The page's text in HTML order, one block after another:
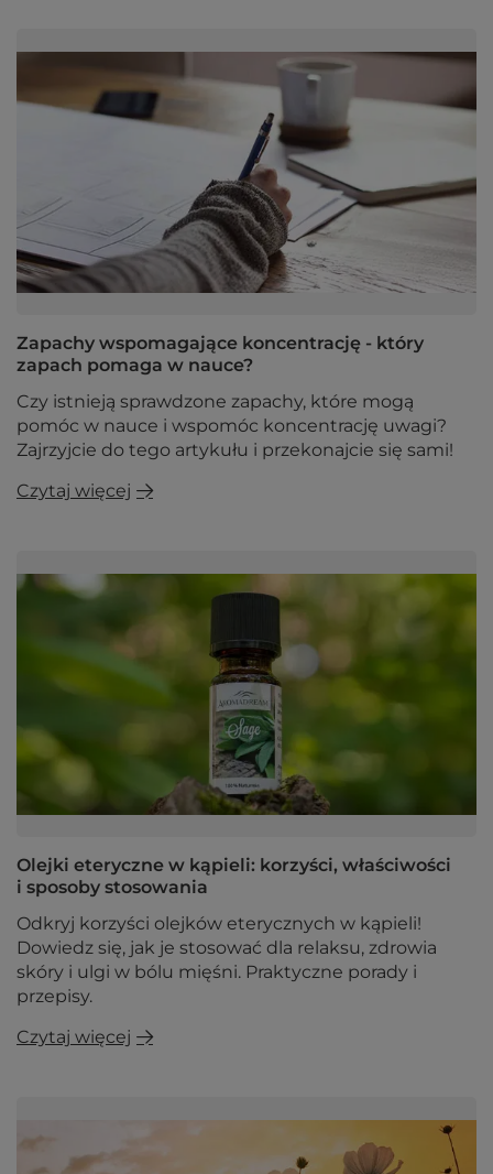
Zapachy wspomagające koncentrację - który
zapach pomaga w nauce?
Czy istnieją sprawdzone zapachy, które mogą
pomóc w nauce i wspomóc koncentrację uwagi?
Zajrzyjcie do tego artykułu i przekonajcie się sami!
Czytaj więcej
Olejki eteryczne w kąpieli: korzyści, właściwości
i sposoby stosowania
Odkryj korzyści olejków eterycznych w kąpieli!
Dowiedz się, jak je stosować dla relaksu, zdrowia
skóry i ulgi w bólu mięśni. Praktyczne porady i
przepisy.
Czytaj więcej